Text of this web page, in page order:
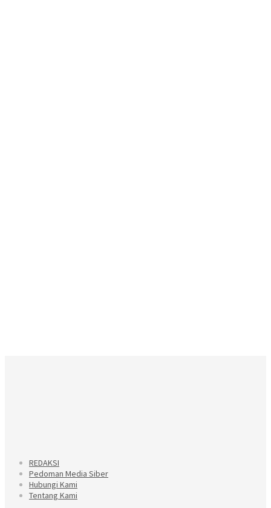
REDAKSI
Pedoman Media Siber
Hubungi Kami
Tentang Kami